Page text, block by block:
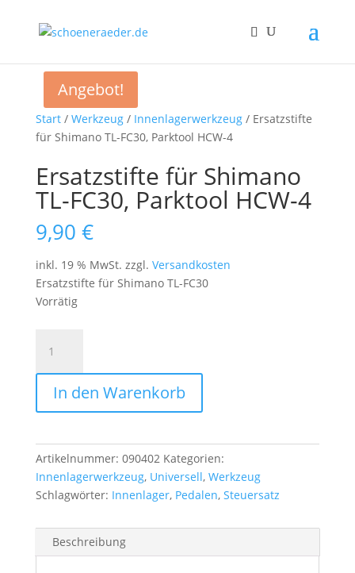
Start/ Werkzeug/ Innenlagerwerkzeug/ Ersatzstifte
für Shimano TL-FC30, Parktool HCW-4
Ersatzstifte für Shimano
TL-FC30, Parktool HCW-4
9,90 €
inkl. 19 % MwSt. zzgl. Versandkosten
Ersatzstifte für Shimano TL-FC30
Vorrätig
Shimano
FC30,
HCW-
4
Menge
In den Warenkorb
Artikelnummer: 090402 Kategorien:
Innenlagerwerkzeug, Universell, Werkzeug
Schlagwörter: Innenlager, Pedalen, Steuersatz
Beschreibung
Angebot!